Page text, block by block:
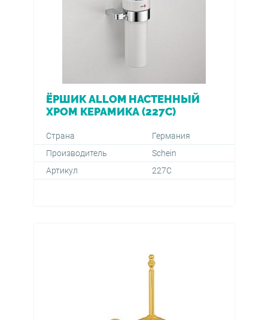
ЁРШИК ALLOM НАСТЕННЫЙ
ХРОМ КЕРАМИКА (227C)
Страна
Германия
Производитель
Schein
Артикул
227C